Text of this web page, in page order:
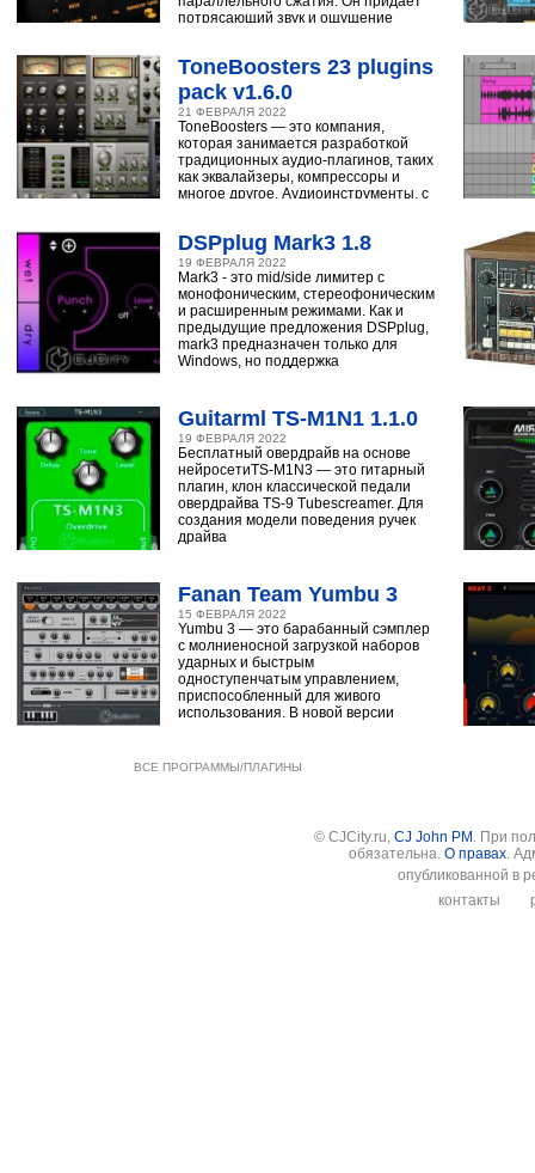
потрясающий звук и ощущение
ToneBoosters 23 plugins
pack v1.6.0
21 ФЕВРАЛЯ 2022
ToneBoosters — это компания,
которая занимается разработкой
традиционных аудио-плагинов, таких
как эквалайзеры, компрессоры и
многое другое. Аудиоинструменты, с
DSPplug Mark3 1.8
19 ФЕВРАЛЯ 2022
Mark3 - это mid/side лимитер с
монофоническим, стереофоническим
и расширенным режимами. Как и
предыдущие предложения DSPplug,
mark3 предназначен только для
Windows, но поддержка
Guitarml TS-M1N1 1.1.0
19 ФЕВРАЛЯ 2022
Бесплатный овердрайв на основе
нейросетиTS-M1N3 — это гитарный
плагин, клон классической педали
овердрайва TS-9 Tubescreamer. Для
создания модели поведения ручек
драйва
Fanan Team Yumbu 3
15 ФЕВРАЛЯ 2022
Yumbu 3 — это барабанный сэмплер
с молниеносной загрузкой наборов
ударных и быстрым
одноступенчатым управлением,
приспособленный для живого
использования. В новой версии
ВСЕ ПРОГРАММЫ/ПЛАГИНЫ
© CJCity.ru, CJ John PM . При
обязательна. О правах .
опубликованной в
контакты